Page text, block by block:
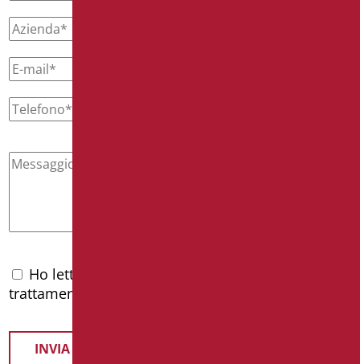
Ho letto l'
trattamento dei dati personali